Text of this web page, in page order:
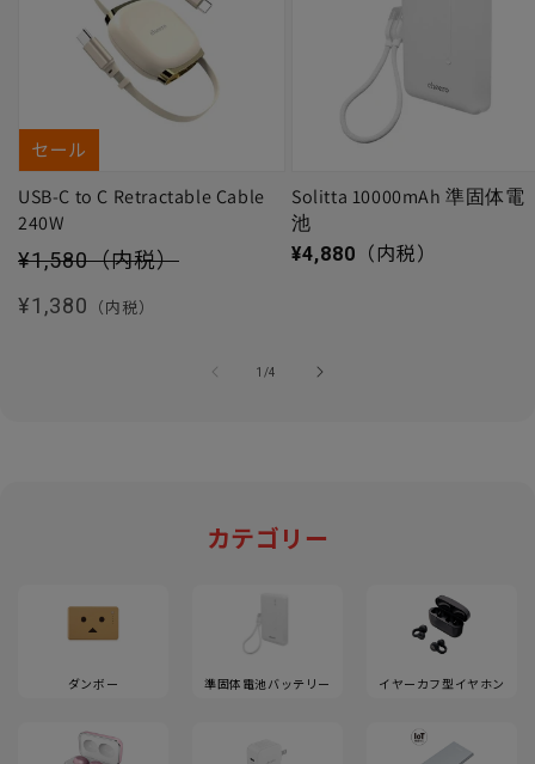
セール
USB-C to C Retractable Cable
240W
セール価格
¥1,580（内税）
通常価格
¥1,380 （内税）
Solitta 10000mAh 準固体電
池
通常価格
¥4,880 （内税）
1 /
の4
カテゴリー
ダンボー 準固体電池バッテリー イヤーカフ型イヤホン